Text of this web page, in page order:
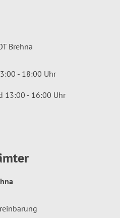
Brehna
- 18:00 Uhr
13:00 - 16:00 Uhr